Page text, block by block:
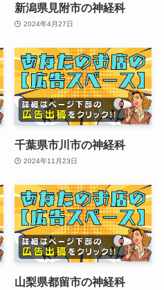
新潟県見附市の神経科
2024年4月27日
千葉県市川市の神経科
2024年11月23日
山梨県都留市の神経科